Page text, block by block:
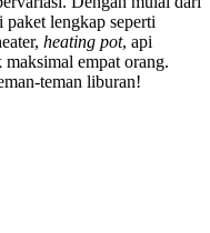
lengkap seperti
heating pot, api
empat orang.
teman liburan!